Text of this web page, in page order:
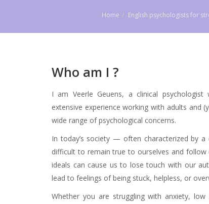
Home English psychologists for
Who am I ?
I am Veerle Geuens, a clinical
extensive experience working with adults and
wide range of psychological concerns.
In today’s society — often characterized by a
difficult to remain true to ourselves and
ideals can cause us to lose touch with our
lead to feelings of being stuck, helpless, or
Whether you are struggling with anxiety,